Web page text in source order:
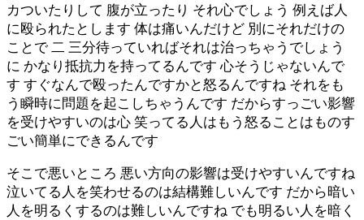
カついたりして 腹が立ったり それ心でしょう 例えば人
に殴られたとします 体は痛いんだけど 別にそれだけの
ことで 二 三分待っていればそれは治っちゃうでしょう
に かなり抵抗力を持ってるんです 心そうじゃないんで
す すぐなんで殴ったんですかと怒るんですね それをも
う瞬時に問題を起こしちゃうんです だからすっごい影響
を受けやすいのは心 笑ってる人はもう怒ることはものす
ごい簡単にできるんです
そこで悪いところ 悪い方向の影響は受けやすいんですね
泣いてる人を笑わせるのは結構難しいんです だから暗い
人を明るくするのは難しいんですね でも明るい人を暗く